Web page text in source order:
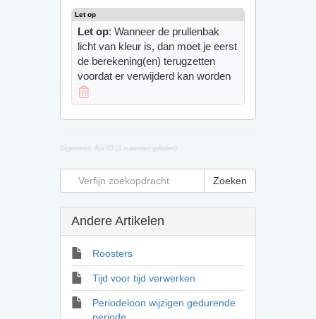
Let op: Wanneer de prullenbak
licht van kleur is, dan moet je eerst
de berekening(en) terugzetten
voordat er verwijderd kan worden
Bijgewerkt: Apr 03 (4 maanden geleden)
Andere Artikelen
Roosters
Tijd voor tijd verwerken
Periodeloon wijzigen gedurende
periode